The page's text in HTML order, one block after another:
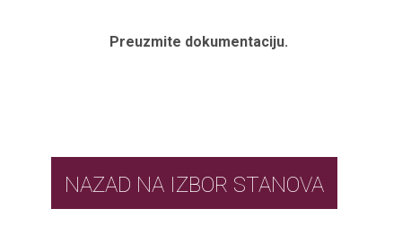
Preuzmite dokumentaciju.
NAZAD NA IZBOR STANOVA